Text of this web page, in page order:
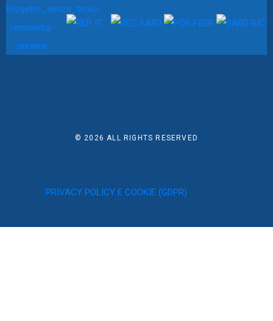
© 2026ALL RIGHTS RESERVED
PRIVACY POLICY E COOKIE (GDPR)